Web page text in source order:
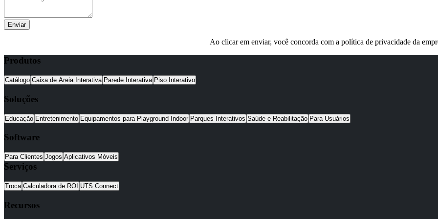
Enviar
Ao clicar em enviar, você concorda com a política de privacidade da
Produtos
Catálogo Caixa de Areia Interativa Parede Interativa Piso Interativo
Soluções
Educação Entretenimento Equipamentos para Playground Indoor Parques Interativos Saúde e Reabilitação Para Usuários
Software
Para Clientes Jogos Aplicativos Móveis
Serviços
Troca Calculadora de ROI UTS Connect
Recursos